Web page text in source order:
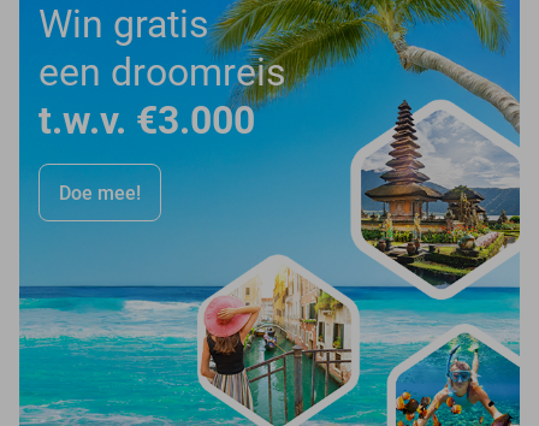
Win gratis
een droomreis
t.w.v. €3.000
Doe mee!